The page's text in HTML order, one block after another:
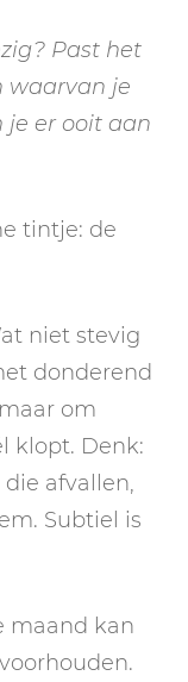
Past het
waarvan je
je er ooit aan
tintje: de
niet stevig
donderend
om
klopt. Denk:
afvallen,
Subtiel is
maand kan